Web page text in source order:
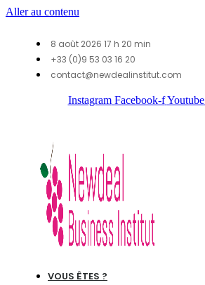
Aller au contenu
8 août 2026 17 h 20 min
+33 (0)9 53 03 16 20
contact@newdealinstitut.com
Instagram Facebook-f Youtube
VOUS ÊTES ?